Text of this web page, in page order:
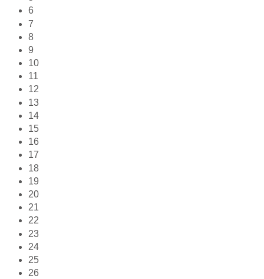
6
7
8
9
10
11
12
13
14
15
16
17
18
19
20
21
22
23
24
25
26